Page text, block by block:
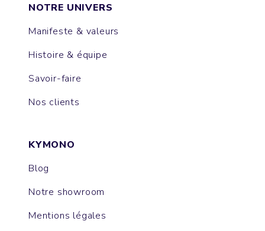
NOTRE UNIVERS
Manifeste & valeurs
Histoire & équipe
Savoir-faire
Nos clients
KYMONO
Blog
Notre showroom
Mentions légales